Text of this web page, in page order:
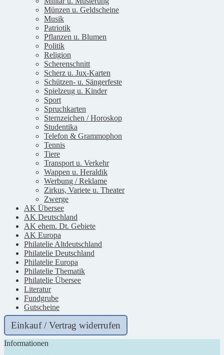
Münzen u. Geldscheine
Musik
Patriotik
Pflanzen u. Blumen
Politik
Religion
Scherenschnitt
Scherz u. Jux-Karten
Schützen- u. Sängerfeste
Spielzeug u. Kinder
Sport
Spruchkarten
Sternzeichen / Horoskop
Studentika
Telefon & Grammophon
Tennis
Tiere
Transport u. Verkehr
Wappen u. Heraldik
Werbung / Reklame
Zirkus, Variete u. Theater
Zwerge
AK Übersee
AK Deutschland
AK ehem. Dt. Gebiete
AK Europa
Philatelie Altdeutschland
Philatelie Deutschland
Philatelie Europa
Philatelie Thematik
Philatelie Übersee
Literatur
Fundgrube
Gutscheine
Einkauf / Vertrag widerrufen
Informationen